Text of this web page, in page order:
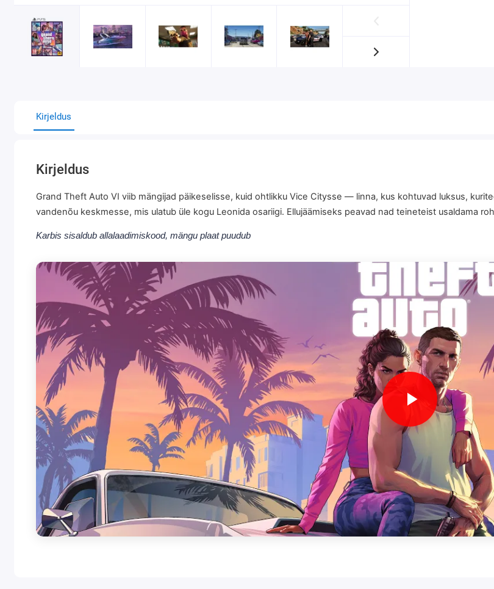
Kirjeldus
Kirjeldus
Grand Theft Auto VI viib mängijad päikeselisse, kuid ohtlikku Vice Citysse — linna, kus kohtuvad luksus,
vandenõu keskmesse, mis ulatub üle kogu Leonida osariigi. Ellujäämiseks peavad nad teineteist usaldama
Karbis sisaldub allalaadimiskood, mängu plaat puudub